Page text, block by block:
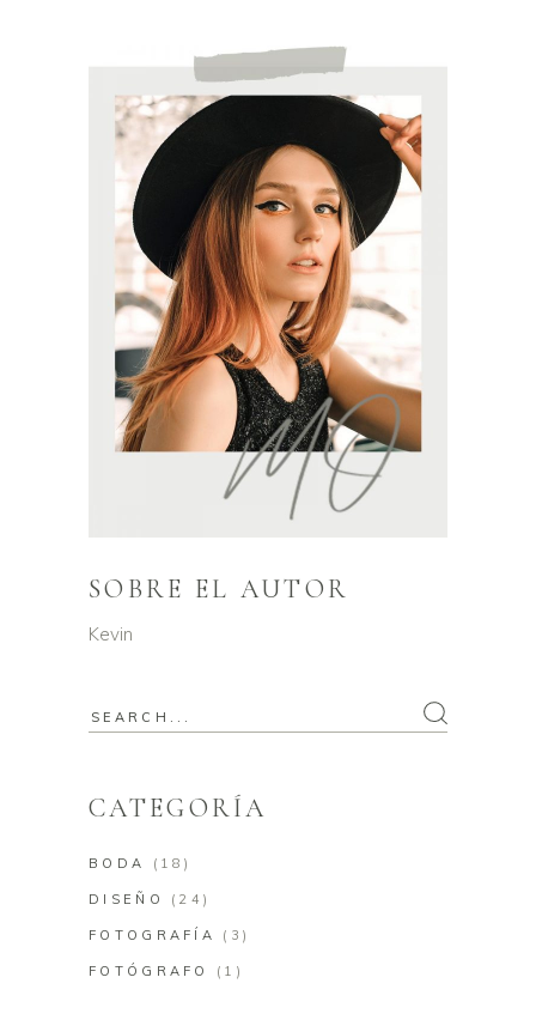
SOBRE EL AUTOR
Kevin
CATEGORÍA
BODA (18)
DISEÑO (24)
FOTOGRAFÍA (3)
FOTÓGRAFO (1)